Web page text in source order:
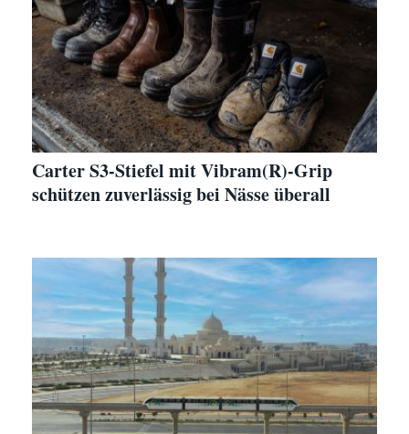
Carter S3-Stiefel mit Vibram(R)-Grip
schützen zuverlässig bei Nässe überall